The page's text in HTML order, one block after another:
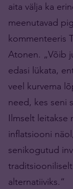
aita välja ka
meenutavad
kommenteeris
Atonen. „Võib
edasi lükata,
veel kurvema
need, kes seni
Ilmselt
inflatsiooni
senikogutud
alternatiiviks.“